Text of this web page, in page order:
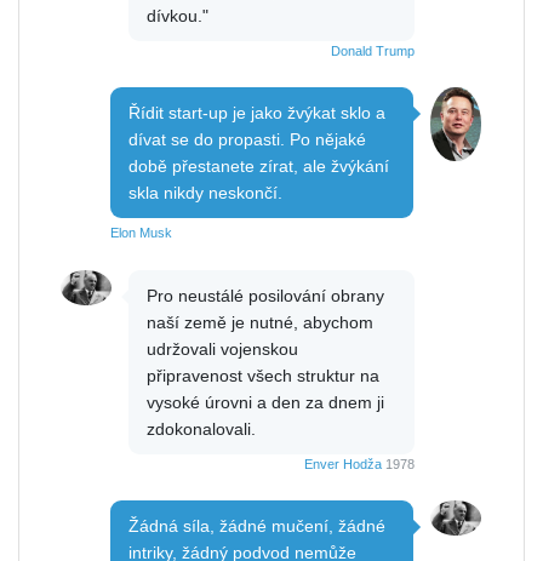
dívkou."
Donald Trump
Řídit start-up je jako žvýkat sklo a
dívat se do propasti. Po nějaké
době přestanete zírat, ale žvýkání
skla nikdy neskončí.
Elon Musk
Pro neustálé posilování obrany
naší země je nutné, abychom
udržovali vojenskou
připravenost všech struktur na
vysoké úrovni a den za dnem ji
zdokonalovali.
Enver Hodža 1978
Žádná síla, žádné mučení, žádné
intriky, žádný podvod nemůže